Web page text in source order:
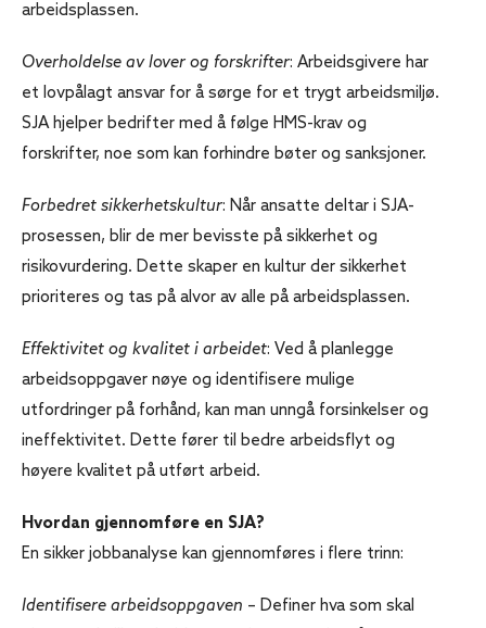
arbeidsplassen.
Overholdelse av lover og forskrifter: Arbeidsgivere har
et lovpålagt ansvar for å sørge for et trygt arbeidsmiljø.
SJA hjelper bedrifter med å følge HMS-krav og
forskrifter, noe som kan forhindre bøter og sanksjoner.
Forbedret sikkerhetskultur: Når ansatte deltar i SJA-
prosessen, blir de mer bevisste på sikkerhet og
risikovurdering. Dette skaper en kultur der sikkerhet
prioriteres og tas på alvor av alle på arbeidsplassen.
Effektivitet og kvalitet i arbeidet: Ved å planlegge
arbeidsoppgaver nøye og identifisere mulige
utfordringer på forhånd, kan man unngå forsinkelser og
ineffektivitet. Dette fører til bedre arbeidsflyt og
høyere kvalitet på utført arbeid.
Hvordan gjennomføre en SJA?
En sikker jobbanalyse kan gjennomføres i flere trinn:
Identifisere arbeidsoppgaven – Definer hva som skal